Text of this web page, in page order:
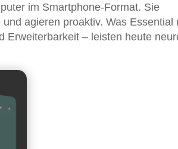
im Smartphone-Format. Sie
agieren proaktiv. Was Essential
Erweiterbarkeit – leisten heute